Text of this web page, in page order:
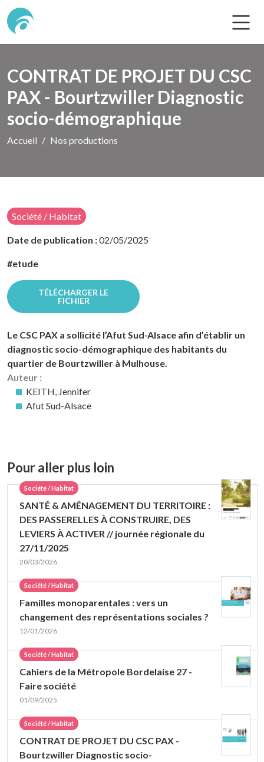
CONTRAT DE PROJET DU CSC
PAX - Bourtzwiller Diagnostic
socio-démographique
Accueil Nos productions
Société / Habitat
Date de publication :02/05/2025
#etude
TÉLÉCHARGER LE
FICHIER
Le CSC PAX a sollicité l’Afut Sud-Alsace afin d’établir un
diagnostic socio-démographique des habitants du
quartier de Bourtzwiller à Mulhouse.
Auteur :
KEITH, Jennifer
Afut Sud-Alsace
Pour aller plus loin
Société / Habitat
SANTÉ & AMÉNAGEMENT DU TERRITOIRE :
DES PASSERELLES À CONSTRUIRE, DES
LEVIERS À ACTIVER // journée régionale du
27/11/2025
20/03/2026
Société / Habitat
Familles monoparentales : vers un
changement des représentations sociales ?
12/01/2026
Société / Habitat
Cahiers de la Métropole Bordelaise 27 -
Faire société
01/09/2025
Société / Habitat
CONTRAT DE PROJET DU CSC PAX -
Bourtzwiller Diagnostic socio-